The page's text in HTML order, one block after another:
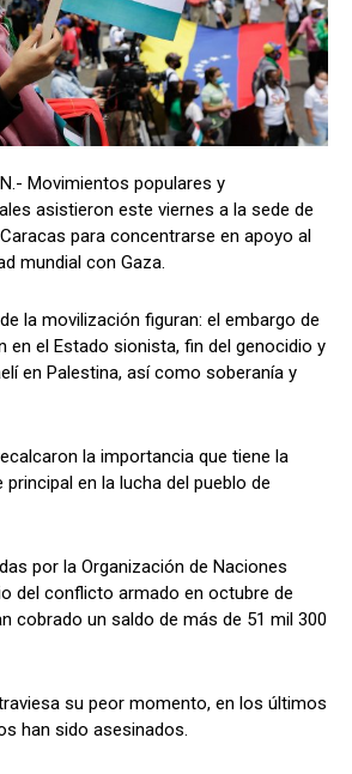
Movimientos populares y
asistieron este viernes a la sede de
para concentrarse en apoyo al
mundial con Gaza.
la movilización figuran: el embargo de
en el Estado sionista, fin del genocidio y
en Palestina, así como soberanía y
la importancia que tiene la
en la lucha del pueblo de
por la Organización de Naciones
del conflicto armado en octubre de
cobrado un saldo de más de 51 mil 300
su peor momento, en los últimos
han sido asesinados.